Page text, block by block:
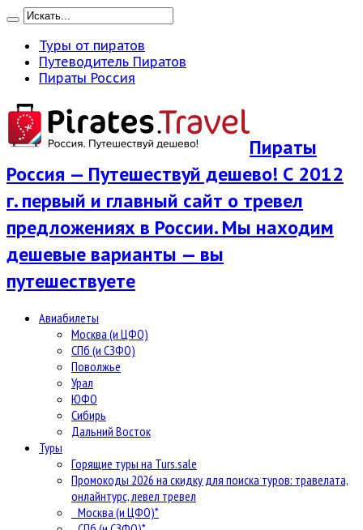
Туры от пиратов
Путеводитель Пиратов
Пираты Россия
Пираты
Россия — Путешествуй дешево! С 2012
г. первый и главный сайт о тревел
предложениях в России. Мы находим
дешевые варианты — вы
путешествуете
Авиабилеты
Москва (и ЦФО)
СПб (и СЗФО)
Поволжье
Урал
ЮФО
Сибирь
Дальний Восток
Туры
Горящие туры на Turs.sale
Промокоды 2026 на скидку для поиска туров: травелата,
онлайнтурс, левел тревел
Москва (и ЦФО)*